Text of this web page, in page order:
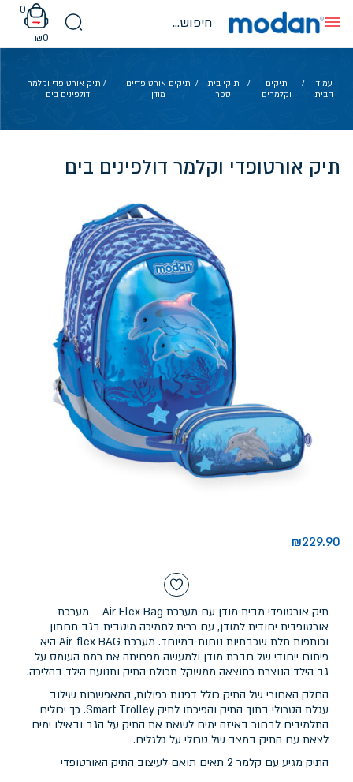
content
0
₪0
עמוד
הבית
/
תיקים
וקלמרים
/
תיקי בית
ספר
/ תיקים אורטופדיים
מודן
/ תיק אורטופדי וקלמר
דולפינים בים
תיק אורטופדי וקלמר דולפינים בים
₪229.90
תיק אורטופדי מבית מודן עם מערכת Air Flex Bag – מערכת
אורטופדית יחודית למודן, עם כרית לתמיכה מיטבית בגב תחתון
וכותפות תלת שכבתיות נוחות במיוחד. מערכת Air-flex BAG היא
פיתוח ייחודי של חברת מודן ולמעשה מפחיתה את רמת העומס על
גב הילד הנוצרת כתוצאה ממשקל תכולת התיק ותנועת הילד בהליכה.
החלק האחורי של התיק כולל דפנות כפולות, המאפשרות שילוב
עגלת הטרולי בתוך התיק והפיכתו לתיק Smart Trolley. כך יכולים
התלמידים לבחור באיזה ימים לשאת את התיק על הגב ובאילו ימים
לצאת עם התיק במצב של טרולי על גלגלים.
התיק מגיע עם קלמר 2 תאים תואם לעיצוב התיק האורטופדי